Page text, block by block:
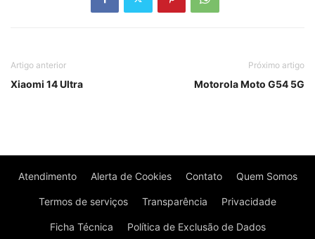
Artigo anterior
Xiaomi 14 Ultra
Próximo artigo
Motorola Moto G54 5G
Atendimento Alerta de Cookies Contato Quem Somos
Termos de serviços Transparência Privacidade
Ficha Técnica Política de Exclusão de Dados